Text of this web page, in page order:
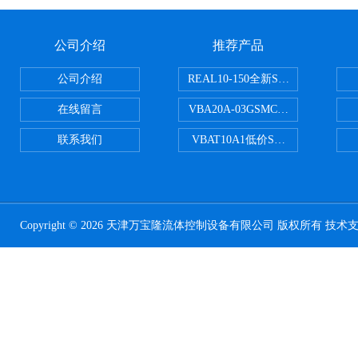
公司介绍
公司介绍
在线留言
联系我们
推荐产品
REAL10-150全新SMC正弦无杆缸
VBA20A-03GSMC增压阀VBA-
VBAT10A1低价SMC储气罐VBAT
Copyright © 2026 天津万宝隆流体控制设备有限公司 版权所有 技术